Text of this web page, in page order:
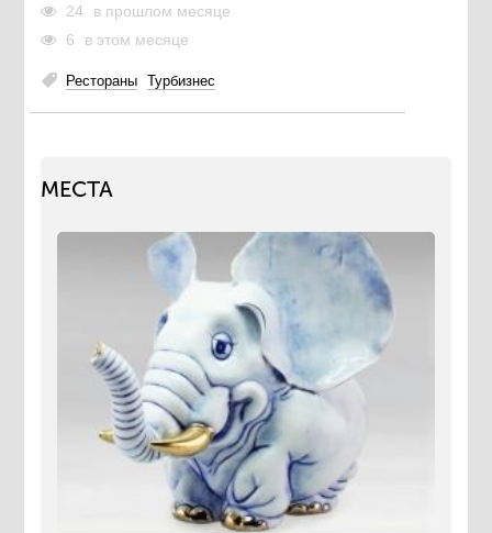
24
в прошлом месяце
6
в этом месяце
Рестораны Турбизнес
МЕСТА